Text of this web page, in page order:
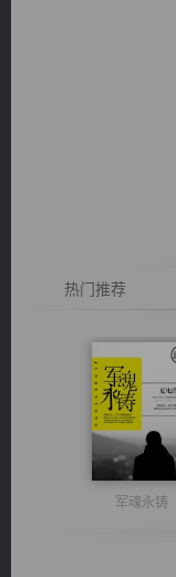
热门推荐
军魂永铸